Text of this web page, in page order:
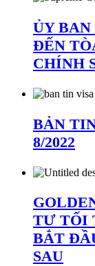
ỦY
ĐẾN
CHÍNH
BẢN
8/2022
TƯ TỐI
BẮT
SAU